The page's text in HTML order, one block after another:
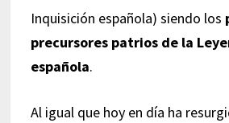
Inquisición española) siendo los
precursores patrios de la
española.
Al igual que hoy en día ha